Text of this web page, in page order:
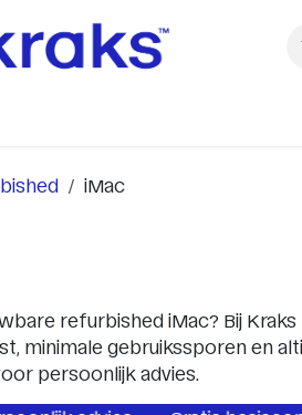
iMac
refurbished iMac? Bij
minimale gebruikssporen en
persoonlijk advies.